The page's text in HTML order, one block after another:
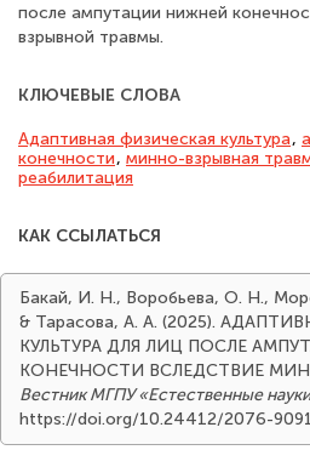
после ампутации нижней
взрывной травмы.
КЛЮЧЕВЫЕ СЛОВА
Адаптивная физическая культура,
конечности, минно-взрывная
реабилитация
КАК ССЫЛАТЬСЯ
Бакай, И. Н., Воробьева, О. Н.,
& Тарасова, А. А. (2025).
КУЛЬТУРА ДЛЯ ЛИЦ ПОСЛЕ
КОНЕЧНОСТИ ВСЛЕДСТВИЕ
Вестник МГПУ «Естественные
https://doi.org/10.24412/2076-